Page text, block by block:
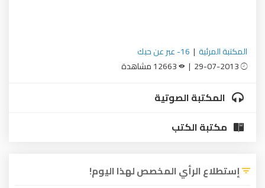
المكتبة المرئية | 16- عبر عن حبك
المكتبة الصوتية
مكتبة الكتب
إستطلاع الرأي المخصص لهذا اليوم!